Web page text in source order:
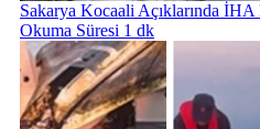
Sakarya Kocaali Açıklarında
Okuma Süresi 1 dk